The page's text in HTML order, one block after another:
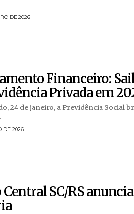
DE 2026
Financeiro:
Privada em
24 de janeiro, a Previdência Social
DE 2026
Central SC/RS